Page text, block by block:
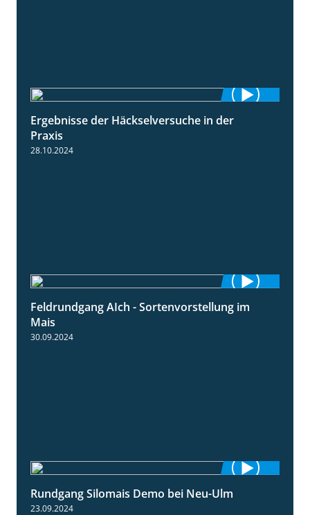
Ergebnisse der Häckselversuche in der
Praxis
28.10.2024
11:24
Feldrundgang AIch - Sortenvorstellung im
Mais
30.09.2024
Rundgang Silomais Demo bei Neu-Ulm
23.09.2024